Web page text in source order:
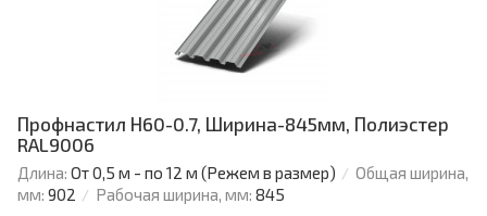
Профнастил Н60-0.7, Ширина-845мм, Полиэстер
RAL9006
Длина: От 0,5 м - по 12 м (Режем в размер)
Общая ширина,
мм: 902 Рабочая ширина, мм: 845